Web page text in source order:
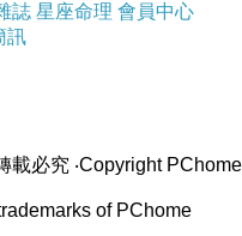
誌 星座命理 會員中心
訊
載必究 ‧Copyright PChome
of PChome